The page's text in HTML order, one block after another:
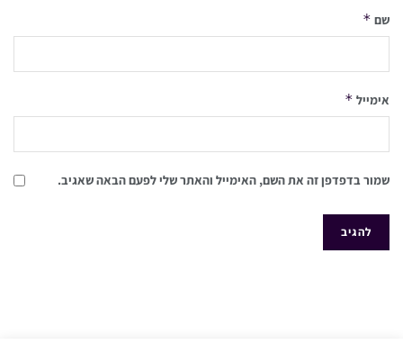
שם *
אימייל *
שמור בדפדפן זה את השם, האימייל והאתר שלי לפעם הבאה שאגיב.